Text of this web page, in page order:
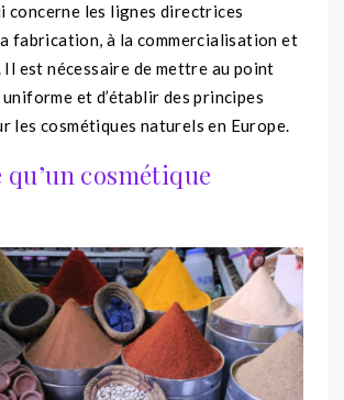
concerne les lignes directrices
fabrication, à la commercialisation et
Il est nécessaire de mettre au point
et d’établir des principes
les cosmétiques naturels en Europe.
qu’un cosmétique